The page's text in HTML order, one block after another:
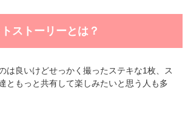
ストーリーとは？
は良いけどせっかく撮ったステキな1枚、ス
ともっと共有して楽しみたいと思う人も多